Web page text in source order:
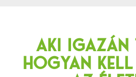
AKI IGAZÁN
HOGYAN